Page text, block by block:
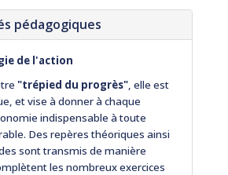
pédagogiques
de l'action
"trépied du progrès", elle est
et vise à donner à chaque
indispensable à toute
Des repères théoriques ainsi
sont transmis de manière
les nombreux exercices